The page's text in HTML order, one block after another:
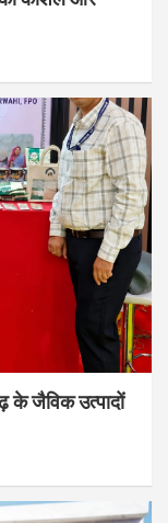
के जैविक उत्पादों